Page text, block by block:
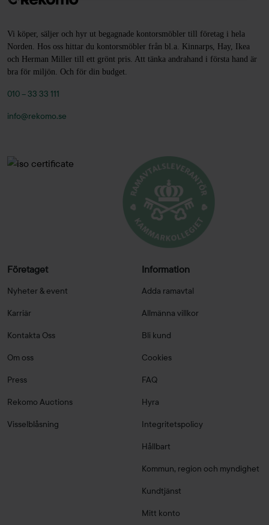
Vi köper, säljer och hyr ut begagnade kontorsmöbler till företag i hela
Norden. Hos oss hittar du kontorsmöbler från bl.a. Kinnarps, Hay, Ikea
och Herman Miller till ett grönt pris. Att tänka andrahand i första hand är
bra för miljön. Och för din budget.
010 – 33 33 111
info@rekomo.se
Företaget
Nyheter & event
Karriär
Kontakta Oss
Om oss
Press
Rekomo Auctions
Visselblåsning
Information
Adda ramavtal
Allmänna villkor
Bli kund
Cookies
FAQ
Hyra
Integritetspolicy
Hållbart
Kommun, region och myndighet
Kundtjänst
Mitt konto